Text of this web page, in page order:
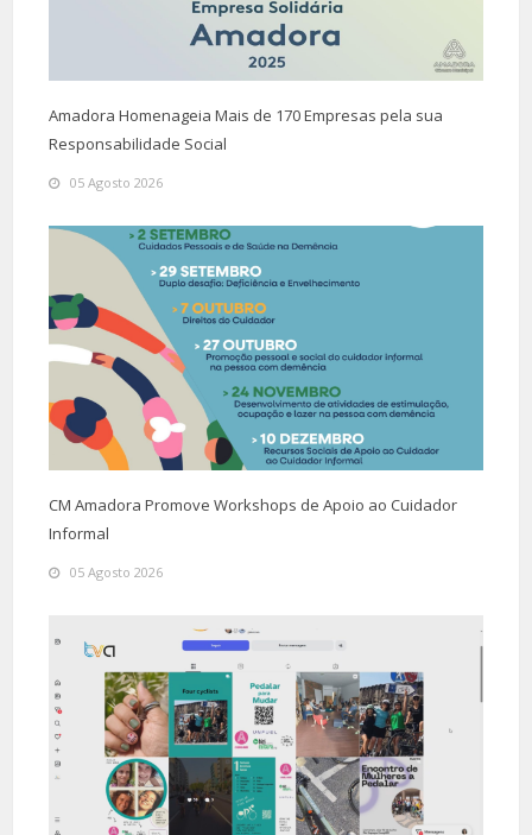
Amadora Homenageia Mais de 170 Empresas pela sua
Responsabilidade Social
05 Agosto 2026
CM Amadora Promove Workshops de Apoio ao Cuidador
Informal
05 Agosto 2026